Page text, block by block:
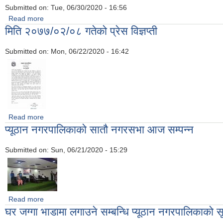
Submitted on: Tue, 06/30/2020 - 16:56
Read more
मिति २०७७/०२/०८ गतेको प्रेस विज्ञप्ती
Submitted on: Mon, 06/22/2020 - 16:42
Read more
प्यूठान नगरपालिकाको सातौ नगरसभा आज सम्पन्न
Submitted on: Sun, 06/21/2020 - 15:29
Read more
घर जग्गा भाडामा लगाउने सम्बन्धि प्यूठान नगरपालिकाको